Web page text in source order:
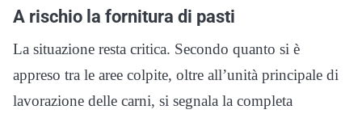
A rischio la fornitura di pasti
La situazione resta critica. Secondo quanto si è
appreso tra le aree colpite, oltre all’unità principale di
lavorazione delle carni, si segnala la completa